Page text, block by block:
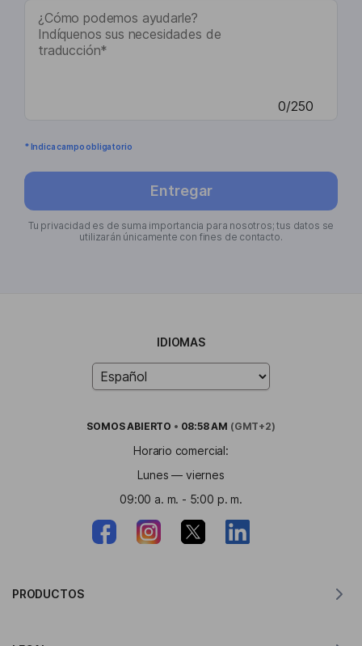
0/250
* Indica campo obligatorio
Entregar
Tu privacidad es de suma importancia para nosotros; tus datos se
utilizarán únicamente con fines de contacto.
IDIOMAS
SOMOSABIERTO • 08:58 AM (GMT+2)
Horario comercial:
Lunes — viernes
09:00 a. m. - 5:00 p. m.
PRODUCTOS